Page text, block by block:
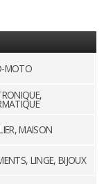
MOTO
MAISON
LINGE, BIJOUX